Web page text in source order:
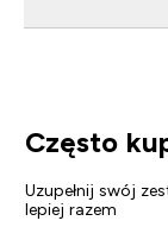
Często
Uzupełnij swój
lepiej razem